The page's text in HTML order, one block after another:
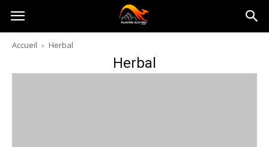
Australia-
australie.com
Accueil Herbal
Herbal